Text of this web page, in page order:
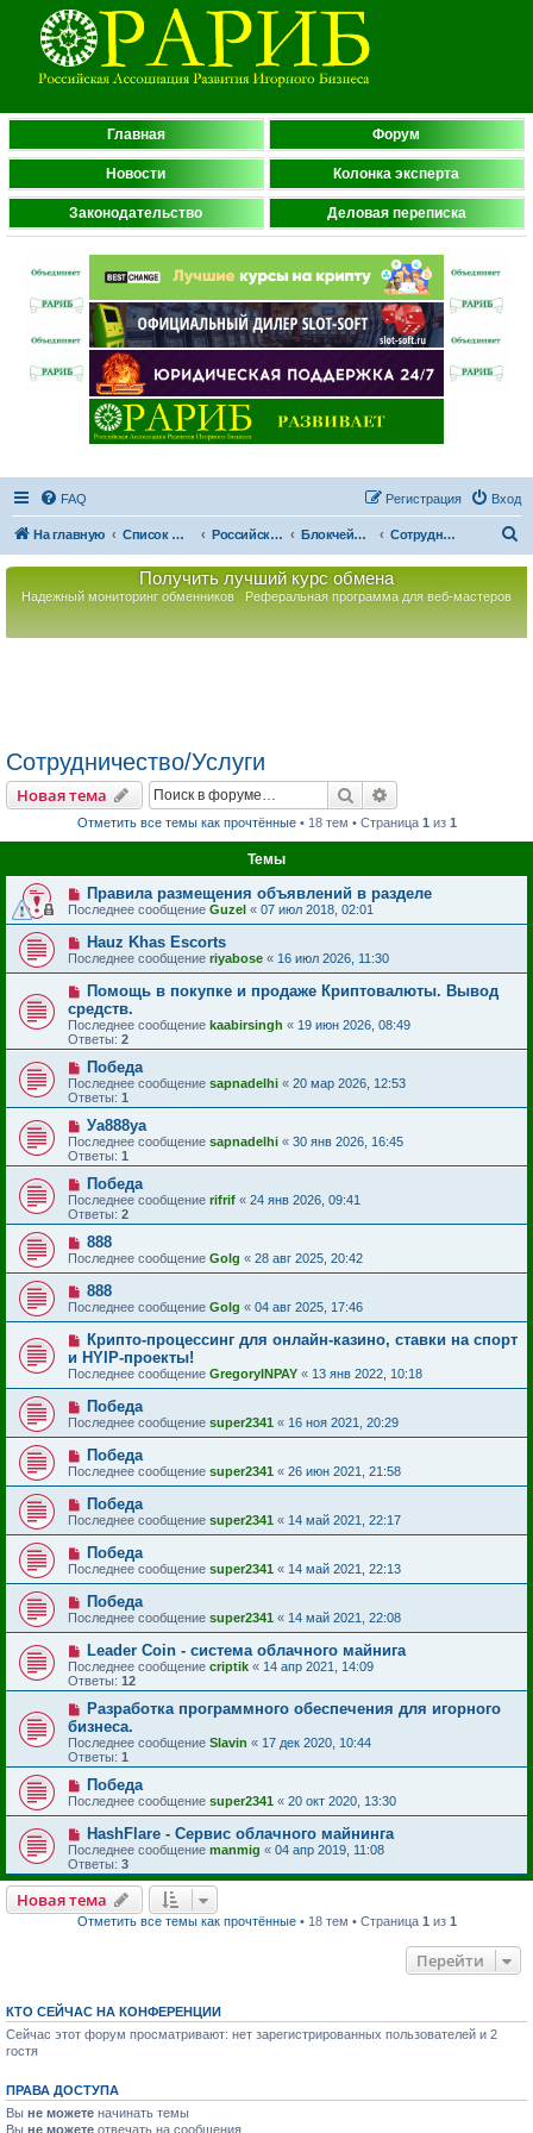
Главная Форум
Новости Колонка эксперта
Законодательство Деловая переписка
FAQ Вход
Регистрация
На главную Список форумов Российская Ассоциация Развития Игорного Бизнеса Блокчейн. Децентрализованное хранение данных Сотрудничество/Услуги
Получить лучший курс обмена
Надежный мониторинг обменников Реферальная программа для веб-мастеров
Сотрудничество/Услуги
Новая тема Поиск
Отметить все темы как прочтённые• 18 тем • Страница 1 из 1
Темы
Правила размещения объявлений в разделе
Последнее сообщение Guzel « 07 июл 2018, 02:01
Hauz Khas Escorts
Последнее сообщение riyabose « 16 июл 2026, 11:30
Помощь в покупке и продаже Криптовалюты. Вывод
средств.
Последнее сообщение kaabirsingh « 19 июн 2026, 08:49
Ответы: 2
Победа
Последнее сообщение sapnadelhi « 20 мар 2026, 12:53
Ответы: 1
Уа888уа
Последнее сообщение sapnadelhi « 30 янв 2026, 16:45
Ответы: 1
Победа
Последнее сообщение rifrif « 24 янв 2026, 09:41
Ответы: 2
888
Последнее сообщение Golg « 28 авг 2025, 20:42
888
Последнее сообщение Golg « 04 авг 2025, 17:46
Крипто-процессинг для онлайн-казино, ставки на спорт
и HYIP-проекты!
Последнее сообщение GregoryINPAY « 13 янв 2022, 10:18
Победа
Последнее сообщение super2341 « 16 ноя 2021, 20:29
Победа
Последнее сообщение super2341 « 26 июн 2021, 21:58
Победа
Последнее сообщение super2341 « 14 май 2021, 22:17
Победа
Последнее сообщение super2341 « 14 май 2021, 22:13
Победа
Последнее сообщение super2341 « 14 май 2021, 22:08
Leader Coin - система облачного майнига
Последнее сообщение criptik « 14 апр 2021, 14:09
Ответы: 12
Разработка программного обеспечения для игорного
бизнеса.
Последнее сообщение Slavin « 17 дек 2020, 10:44
Ответы: 1
Победа
Последнее сообщение super2341 « 20 окт 2020, 13:30
HashFlare - Сервис облачного майнинга
Последнее сообщение manmig « 04 апр 2019, 11:08
Ответы: 3
Новая тема
Отметить все темы как прочтённые• 18 тем • Страница 1 из 1
Перейти
КТО СЕЙЧАС НА КОНФЕРЕНЦИИ
Сейчас этот форум просматривают: нет зарегистрированных пользователей и 2
гостя
ПРАВА ДОСТУПА
Вы не можете начинать темы
Вы не можете отвечать на сообщения